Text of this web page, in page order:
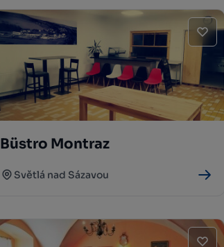
Büstro Montraz
Světlá nad Sázavou